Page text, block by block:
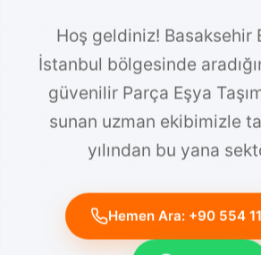
Hoş geldiniz! Basaksehir
İstanbul bölgesinde
güvenilir Parça Eşya
sunan uzman ekibimizle
yılından bu yana